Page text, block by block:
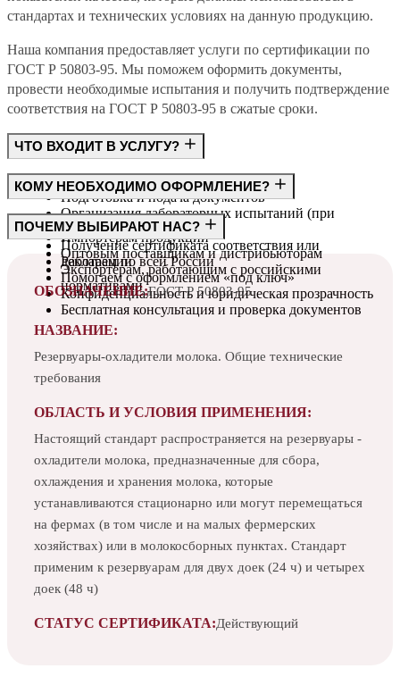
стандартах и технических условиях на данную продукцию.
Наша компания предоставляет услуги по сертификации по
ГОСТ Р 50803-95. Мы поможем оформить документы,
провести необходимые испытания и получить подтверждение
соответствия на ГОСТ Р 50803-95 в сжатые сроки.
ЧТО ВХОДИТ В УСЛУГУ?
Консультация по требованиям ГОСТ
Подготовка и подача документов
Организация лабораторных испытаний (при
необходимости)
Получение сертификата соответствия или
декларации
КОМУ НЕОБХОДИМО ОФОРМЛЕНИЕ?
Производителям
Импортёрам продукции
Оптовым поставщикам и дистрибьюторам
Экспортёрам, работающим с российскими
нормативами
ПОЧЕМУ ВЫБИРАЮТ НАС?
Работаем по всей России
Помогаем с оформлением «под ключ»
Конфиденциальность и юридическая прозрачность
Бесплатная консультация и проверка документов
ОБОЗНАЧЕНИЕ:ГОСТ Р 50803-95
НАЗВАНИЕ:
Резервуары-охладители молока. Общие технические
требования
ОБЛАСТЬ И УСЛОВИЯ ПРИМЕНЕНИЯ:
Настоящий стандарт распространяется на резервуары -
охладители молока, предназначенные для сбора,
охлаждения и хранения молока, которые
устанавливаются стационарно или могут перемещаться
на фермах (в том числе и на малых фермерских
хозяйствах) или в молокосборных пунктах. Стандарт
применим к резервуарам для двух доек (24 ч) и четырех
доек (48 ч)
СТАТУС СЕРТИФИКАТА:Действующий